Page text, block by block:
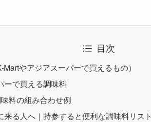
目次
やアジアスーパーで買えるもの）
ーで買える調味料
料の組み合わせ例
来る人へ｜持参すると便利な調味料リスト